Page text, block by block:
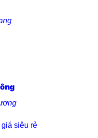
siêu rẻ